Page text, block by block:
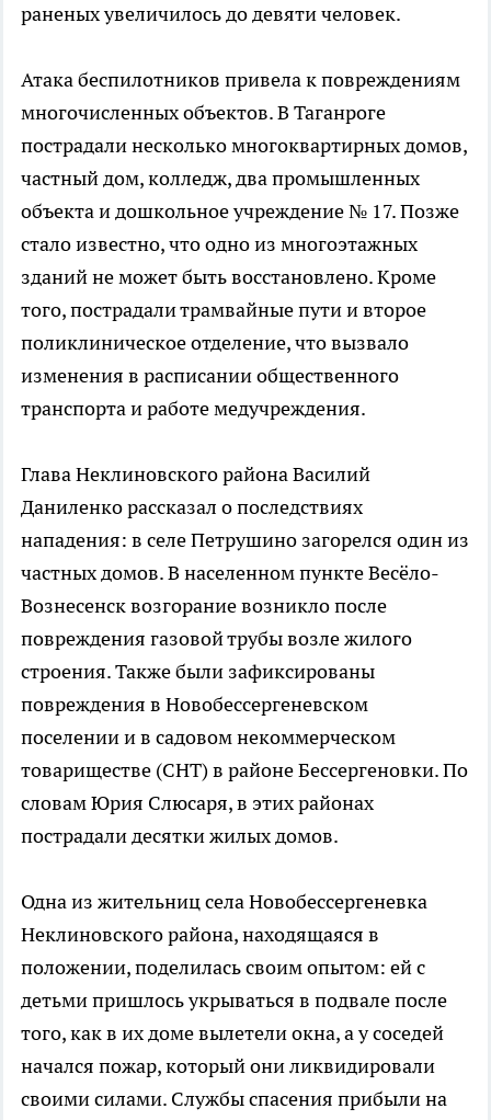
раненых увеличилось до девяти человек.
Атака беспилотников привела к повреждениям
многочисленных объектов. В Таганроге
пострадали несколько многоквартирных домов,
частный дом, колледж, два промышленных
объекта и дошкольное учреждение № 17. Позже
стало известно, что одно из многоэтажных
зданий не может быть восстановлено. Кроме
того, пострадали трамвайные пути и второе
поликлиническое отделение, что вызвало
изменения в расписании общественного
транспорта и работе медучреждения.
Глава Неклиновского района Василий
Даниленко рассказал о последствиях
нападения: в селе Петрушино загорелся один из
частных домов. В населенном пункте Весёло-
Вознесенск возгорание возникло после
повреждения газовой трубы возле жилого
строения. Также были зафиксированы
повреждения в Новобессергеневском
поселении и в садовом некоммерческом
товариществе (СНТ) в районе Бессергеновки. По
словам Юрия Слюсаря, в этих районах
пострадали десятки жилых домов.
Одна из жительниц села Новобессергеневка
Неклиновского района, находящаяся в
положении, поделилась своим опытом: ей с
детьми пришлось укрываться в подвале после
того, как в их доме вылетели окна, а у соседей
начался пожар, который они ликвидировали
своими силами. Службы спасения прибыли на